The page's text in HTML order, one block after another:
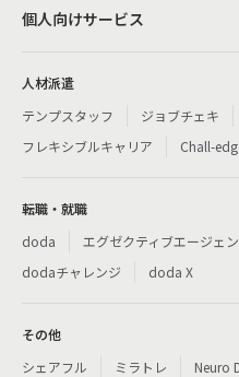
個人向けサービス
人材派遣
テンプスタッフ
ジョブチェキ
フレキシブルキャリア
Chall-
転職・就職
doda
エグゼクティブエージェ
dodaチャレンジ
doda X
その他
シェアフル
ミラトレ Neuro